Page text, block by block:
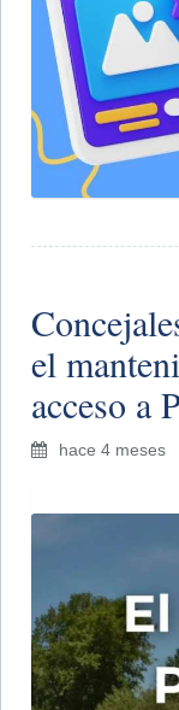
el
acceso a
hace 4 meses